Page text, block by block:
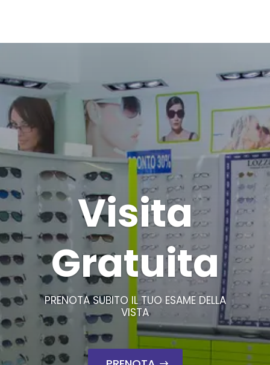
Visita
Gratuita
PRENOTA SUBITO IL TUO ESAME DELLA
VISTA